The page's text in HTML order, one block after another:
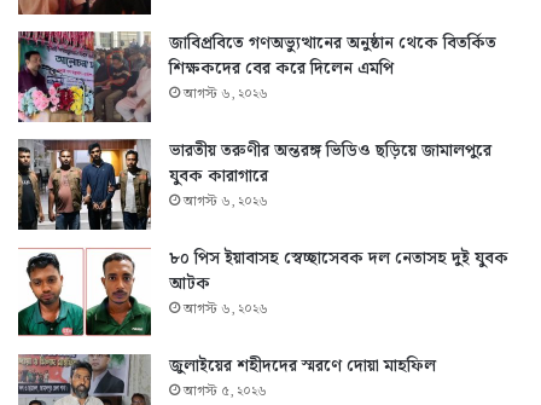
জাবিপ্রবিতে গণঅভ্যুত্থানের অনুষ্ঠান থেকে বিতর্কিত
শিক্ষকদের বের করে দিলেন এমপি
আগস্ট ৬, ২০২৬
ভারতীয় তরুণীর অন্তরঙ্গ ভিডিও ছড়িয়ে জামালপুরে
যুবক কারাগারে
আগস্ট ৬, ২০২৬
৮০ পিস ইয়াবাসহ স্বেচ্ছাসেবক দল নেতাসহ দুই যুবক
আটক
আগস্ট ৬, ২০২৬
জুলাইয়ের শহীদদের স্মরণে দোয়া মাহফিল
আগস্ট ৫, ২০২৬